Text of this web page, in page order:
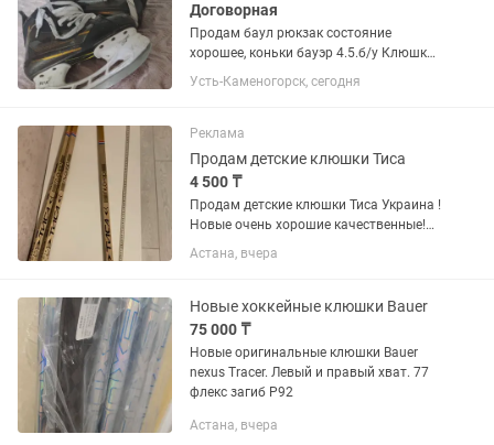
Договорная
Продам баул рюкзак состояние
хорошее, коньки бауэр 4.5.б/у Клюшка
новая на рост 175см правый хват.
Цена договорная. Самовывоз с
Усть-Каменогорск, сегодня
Реклама
Продам детские клюшки Тиса
4 500 ₸
Продам детские клюшки Тиса Украина !
Новые очень хорошие качественные!
Для начинающих хоккеистов!
Астана, вчера
Новые хоккейные клюшки Bauer
75 000 ₸
Новые оригинальные клюшки Bauer
nexus Tracer. Левый и правый хват. 77
флекс загиб Р92
Астана, вчера